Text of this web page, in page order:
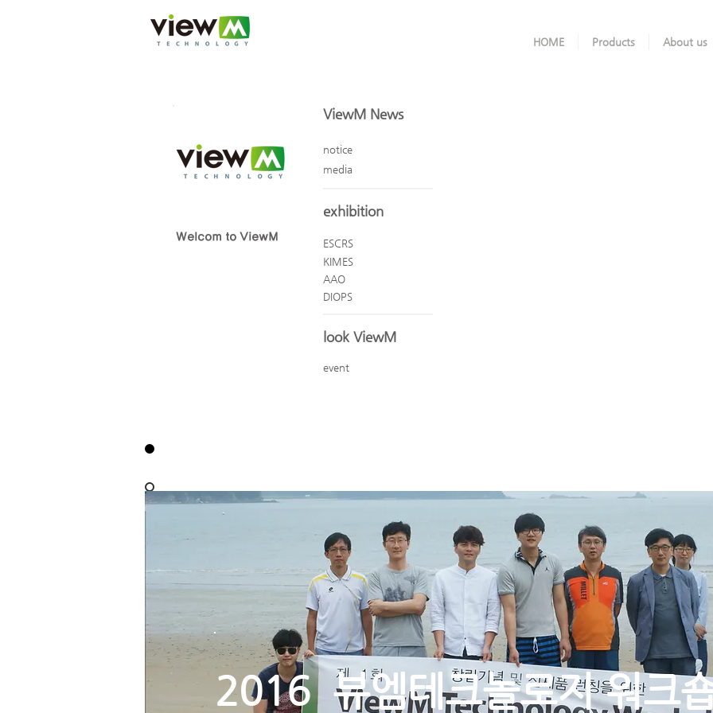
HOME Products About us
Welcom to ViewM
ViewM News
notice
media
exhibition
ESCRS
KIMES
AAO
DIOPS
look ViewM
event
2016 뷰엠테크놀로지 워크